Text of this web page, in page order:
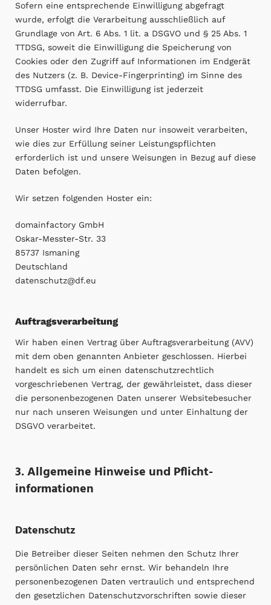
Sofern eine entsprechende Einwilligung abgefragt
wurde, erfolgt die Verarbeitung ausschließlich auf
Grundlage von Art. 6 Abs. 1 lit. a DSGVO und § 25 Abs. 1
TTDSG, soweit die Einwilligung die Speicherung von
Cookies oder den Zugriff auf Informationen im Endgerät
des Nutzers (z. B. Device-Fingerprinting) im Sinne des
TTDSG umfasst. Die Einwilligung ist jederzeit
widerrufbar.
Unser Hoster wird Ihre Daten nur insoweit verarbeiten,
wie dies zur Erfüllung seiner Leistungspflichten
erforderlich ist und unsere Weisungen in Bezug auf diese
Daten befolgen.
Wir setzen folgenden Hoster ein:
domainfactory GmbH
Oskar-Messter-Str. 33
85737 Ismaning
Deutschland
datenschutz@df.eu
Auftragsverarbeitung
Wir haben einen Vertrag über Auftragsverarbeitung (AVV)
mit dem oben genannten Anbieter geschlossen. Hierbei
handelt es sich um einen datenschutzrechtlich
vorgeschriebenen Vertrag, der gewährleistet, dass dieser
die personenbezogenen Daten unserer Websitebesucher
nur nach unseren Weisungen und unter Einhaltung der
DSGVO verarbeitet.
3. Allgemeine Hinweise und Pflicht­
informationen
Datenschutz
Die Betreiber dieser Seiten nehmen den Schutz Ihrer
persönlichen Daten sehr ernst. Wir behandeln Ihre
personenbezogenen Daten vertraulich und entsprechend
den gesetzlichen Datenschutzvorschriften sowie dieser